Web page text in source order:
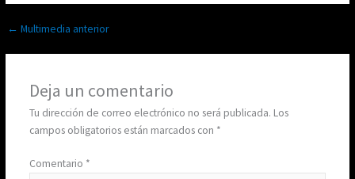
← Multimedia anterior
Deja un comentario
Tu dirección de correo electrónico no será publicada. Los
campos obligatorios están marcados con *
Comentario *